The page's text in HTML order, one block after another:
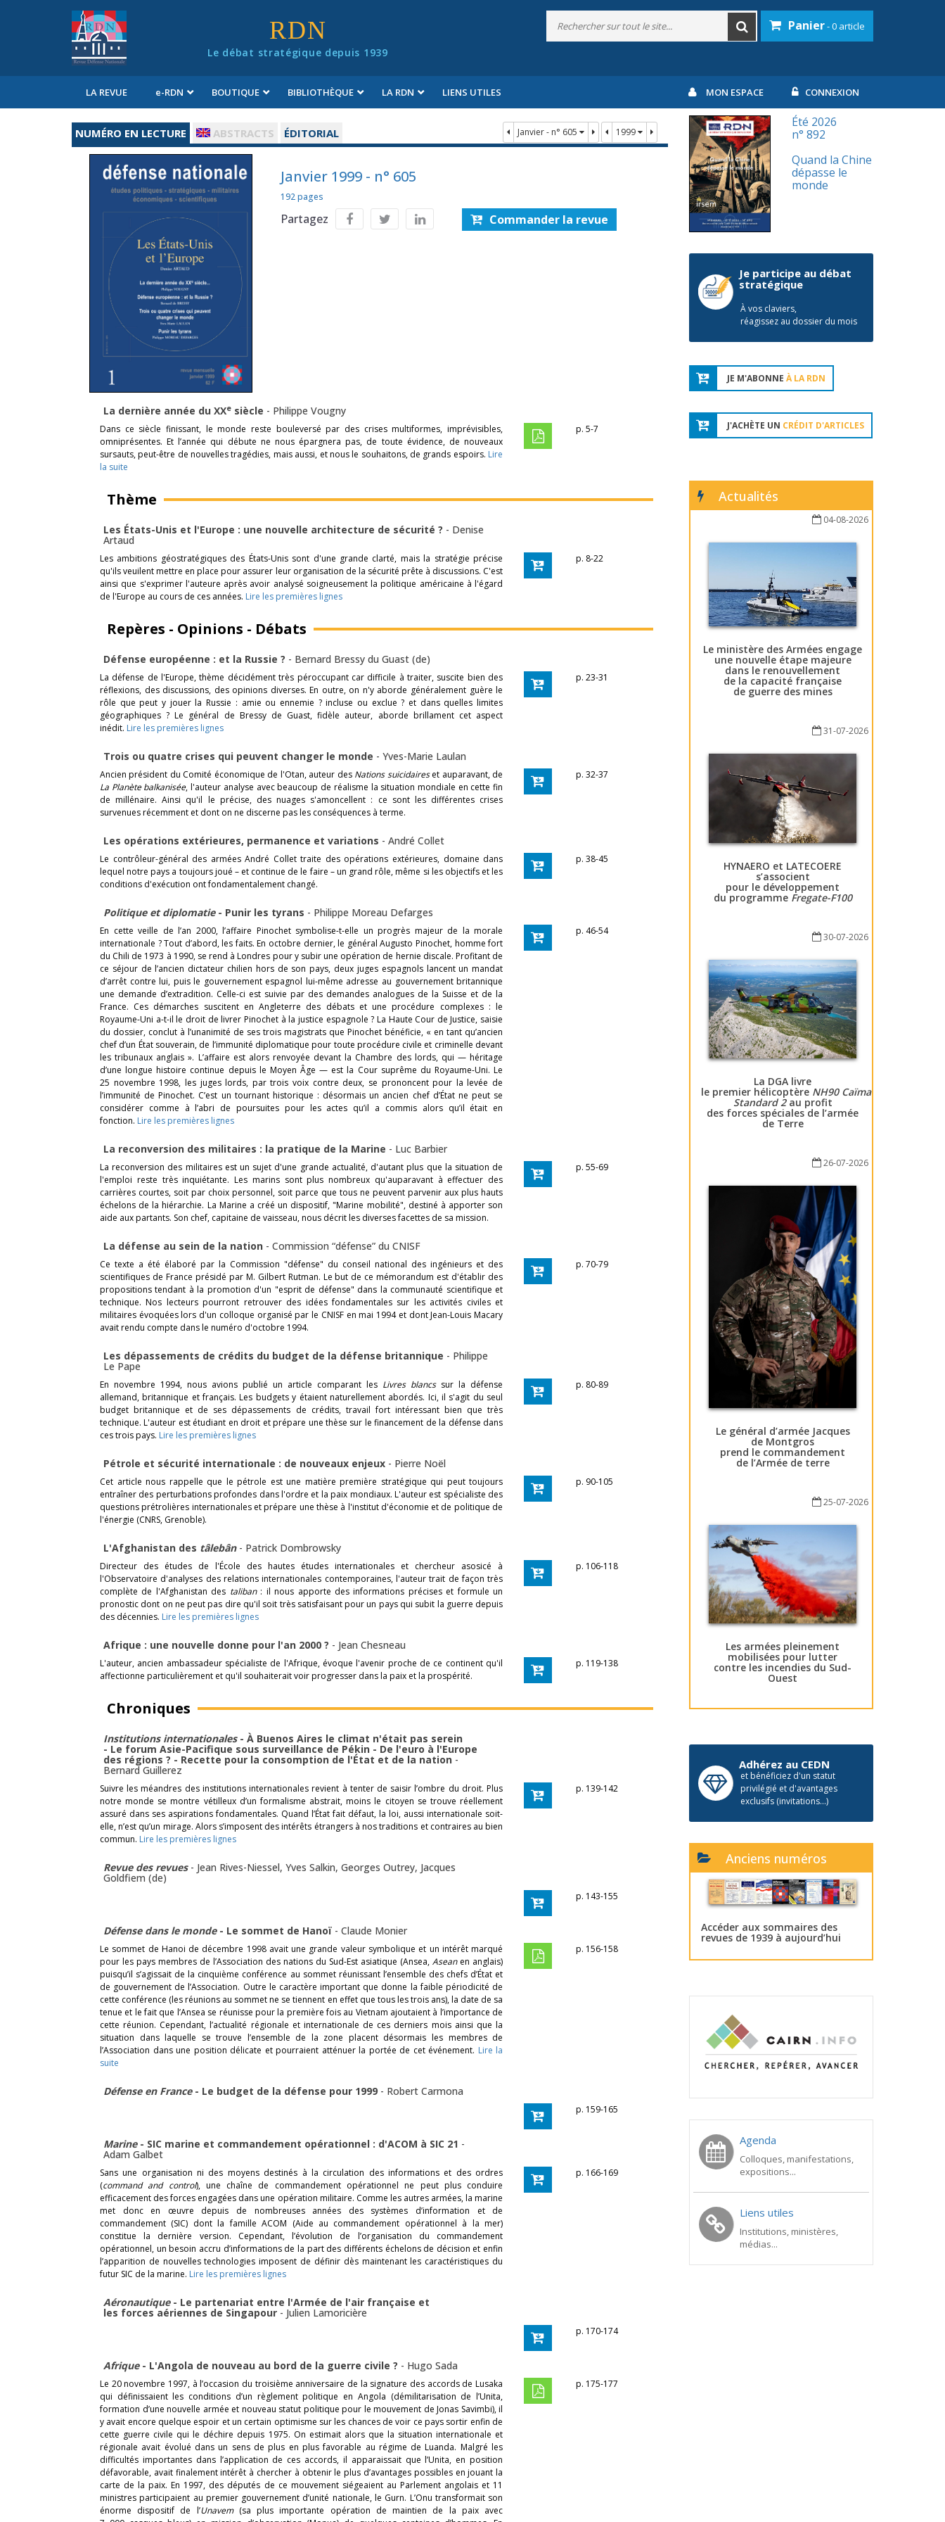
RDN
Le débat stratégique depuis 1939
Panier- 0 article
LA REVUE e-RDN BOUTIQUE BIBLIOTHÈQUE LA RDN LIENS UTILES MON ESPACE CONNEXION
NUMÉRO EN LECTURE ABSTRACTS ÉDITORIAL Janvier - n° 605 1999
Janvier 1999 - n° 605
192 pages
Partagez Commander la revue
La dernière année du XXe siècle - Philippe Vougny
Dans ce siècle finissant, le monde reste bouleversé par des crises multiformes, imprévisibles,
omniprésentes. Et l’année qui débute ne nous épargnera pas, de toute évidence, de nouveaux
sursauts, peut-être de nouvelles tragédies, mais aussi, et nous le souhaitons, de grands espoirs. Lire
la suite
p. 5-7
Thème
Les États-Unis et l'Europe : une nouvelle architecture de sécurité ? - Denise
Artaud
Les ambitions géostratégiques des États-Unis sont d'une grande clarté, mais la stratégie précise
qu'ils veuilent mettre en place pour assurer leur organisation de la sécurité prête à discussions. C'est
ainsi que s'exprimer l'auteure après avoir analysé soigneusement la politique américaine à l'égard
de l'Europe au cours de ces années. Lire les premières lignes
p. 8-22
Repères - Opinions - Débats
Défense européenne : et la Russie ? - Bernard Bressy du Guast (de)
La défense de l'Europe, thème décidément très péroccupant car difficile à traiter, suscite bien des
réflexions, des discussions, des opinions diverses. En outre, on n'y aborde généralement guère le
rôle que peut y jouer la Russie : amie ou ennemie ? incluse ou exclue ? et dans quelles limites
géographiques ? Le général de Bressy de Guast, fidèle auteur, aborde brillament cet aspect
inédit. Lire les premières lignes
p. 23-31
Trois ou quatre crises qui peuvent changer le monde - Yves-Marie Laulan
Ancien président du Comité économique de l'Otan, auteur des Nations suicidaireset auparavant, de
La Planète balkanisée, l'auteur analyse avec beaucoup de réalisme la situation mondiale en cette fin
de millénaire. Ainsi qu'il le précise, des nuages s'amoncellent : ce sont les différentes crises
survenues récemment et dont on ne discerne pas les conséquences à terme.
p. 32-37
Les opérations extérieures, permanence et variations - André Collet
Le contrôleur-général des armées André Collet traite des opérations extérieures, domaine dans
lequel notre pays a toujours joué – et continue de le faire – un grand rôle, même si les objectifs et les
conditions d'exécution ont fondamentalement changé.
p. 38-45
Politique et diplomatie - Punir les tyrans - Philippe Moreau Defarges
En cette veille de l’an 2000, l’affaire Pinochet symbolise-t-elle un progrès majeur de la morale
internationale ? Tout d’abord, les faits. En octobre dernier, le général Augusto Pinochet, homme fort
du Chili de 1973 à 1990, se rend à Londres pour y subir une opération de hernie discale. Profitant de
ce séjour de l’ancien dictateur chilien hors de son pays, deux juges espagnols lancent un mandat
d’arrêt contre lui, puis le gouvernement espagnol lui-même adresse au gouvernement britannique
une demande d’extradition. Celle-ci est suivie par des demandes analogues de la Suisse et de la
France. Ces démarches suscitent en Angleterre des débats et une procédure complexes : le
Royaume-Uni a-t-il le droit de livrer Pinochet à la justice espagnole ? La Haute Cour de Justice, saisie
du dossier, conclut à l’unanimité de ses trois magistrats que Pinochet bénéficie, « en tant qu’ancien
chef d’un État souverain, de l’immunité diplomatique pour toute procédure civile et criminelle devant
les tribunaux anglais ». L’affaire est alors renvoyée devant la Chambre des lords, qui — héritage
d’une longue histoire continue depuis le Moyen Âge — est la Cour suprême du Royaume-Uni. Le
25 novembre 1998, les juges lords, par trois voix contre deux, se prononcent pour la levée de
l’immunité de Pinochet. C’est un tournant historique : désormais un ancien chef d’État ne peut se
considérer comme à l’abri de poursuites pour les actes qu’il a commis alors qu’il était en
fonction. Lire les premières lignes
p. 46-54
La reconversion des militaires : la pratique de la Marine - Luc Barbier
La reconversion des militaires est un sujet d'une grande actualité, d'autant plus que la situation de
l'emploi reste très inquiétante. Les marins sont plus nombreux qu'auparavant à effectuer des
carrières courtes, soit par choix personnel, soit parce que tous ne peuvent parvenir aux plus hauts
échelons de la hiérarchie. La Marine a créé un dispositif, "Marine mobilité", destiné à apporter son
aide aux partants. Son chef, capitaine de vaisseau, nous décrit les diverses facettes de sa mission.
p. 55-69
La défense au sein de la nation - Commission “défense” du CNISF
Ce texte a été élaboré par la Commission "défense" du conseil national des ingénieurs et des
scientifiques de France présidé par M. Gilbert Rutman. Le but de ce mémorandum est d'établir des
propositions tendant à la promotion d'un "esprit de défense" dans la communauté scientifique et
technique. Nos lecteurs pourront retrouver des idées fondamentales sur les activités civiles et
militaires évoquées lors d'un colloque organisé par le CNISF en mai 1994 et dont Jean-Louis Macary
avait rendu compte dans le numéro d'octobre 1994.
p. 70-79
Les dépassements de crédits du budget de la défense britannique - Philippe
Le Pape
En novembre 1994, nous avions publié un article comparant les Livres blancs sur la défense
allemand, britannique et français. Les budgets y étaient naturellement abordés. Ici, il s'agit du seul
budget britannique et de ses dépassements de crédits, travail fort intéressant bien que très
technique. L'auteur est étudiant en droit et prépare une thèse sur le financement de la défense dans
ces trois pays. Lire les premières lignes
p. 80-89
Pétrole et sécurité internationale : de nouveaux enjeux - Pierre Noël
Cet article nous rappelle que le pétrole est une matière première stratégique qui peut toujours
entraîner des perturbations profondes dans l'ordre et la paix mondiaux. L'auteur est spécialiste des
questions prétrolières internationales et prépare une thèse à l'institut d'économie et de politique de
l'énergie (CNRS, Grenoble).
p. 90-105
L'Afghanistan des tâlebân - Patrick Dombrowsky
Directeur des études de l'École des hautes études internationales et chercheur asosicé à
l'Observatoire d'analyses des relations internationales contemporaines, l'auteur trait de façon très
complète de l'Afghanistan des taliban : il nous apporte des informations précises et formule un
pronostic dont on ne peut pas dire qu'il soit très satisfaisant pour un pays qui subit la guerre depuis
des décennies. Lire les premières lignes
p. 106-118
Afrique : une nouvelle donne pour l'an 2000 ? - Jean Chesneau
L'auteur, ancien ambassadeur spécialiste de l'Afrique, évoque l'avenir proche de ce continent qu'il
affectionne particulièrement et qu'il souhaiterait voir progresser dans la paix et la prospérité.
p. 119-138
Chroniques
Institutions internationales- À Buenos Aires le climat n'était pas serein
- Le forum Asie-Pacifique sous surveillance de Pékin - De l'euro à l'Europe
des régions ? - Recette pour la consomption de l'État et de la nation -
Bernard Guillerez
Suivre les méandres des institutions internationales revient à tenter de saisir l’ombre du droit. Plus
notre monde se montre vétilleux d’un formalisme abstrait, moins le citoyen se trouve réellement
assuré dans ses aspirations fondamentales. Quand l’État fait défaut, la loi, aussi internationale soit-
elle, n’est qu’un mirage. Alors s’imposent des intérêts étrangers à nos traditions et contraires au bien
commun. Lire les premières lignes
p. 139-142
Revue des revues - Jean Rives-Niessel, Yves Salkin, Georges Outrey, Jacques
Goldfiem (de)
p. 143-155
Défense dans le monde- Le sommet de Hanoï - Claude Monier
Le sommet de Hanoi de décembre 1998 avait une grande valeur symbolique et un intérêt marqué
pour les pays membres de l’Association des nations du Sud-Est asiatique (Ansea,Aseanen anglais)
puisqu’il s’agissait de la cinquième conférence au sommet réunissant l’ensemble des chefs d’État et
de gouvernement de l’Association. Outre le caractère important que donne la faible périodicité de
cette conférence (les réunions au sommet ne se tiennent en effet que tous les trois ans), la date de sa
tenue et le fait que l’Ansea se réunisse pour la première fois au Vietnam ajoutaient à l’importance de
cette réunion. Cependant, l’actualité régionale et internationale de ces derniers mois ainsi que la
situation dans laquelle se trouve l’ensemble de la zone placent désormais les membres de
l’Association dans une position délicate et pourraient atténuer la portée de cet événement. Lire la
suite
p. 156-158
Défense en France- Le budget de la défense pour 1999 - Robert Carmona
p. 159-165
Marine - SIC marine et commandement opérationnel : d'ACOM à SIC 21 -
Adam Galbet
Sans une organisation ni des moyens destinés à la circulation des informations et des ordres
(command and control), une chaîne de commandement opérationnel ne peut plus conduire
efficacement des forces engagées dans une opération militaire. Comme les autres armées, la marine
met donc en œuvre depuis de nombreuses années des systèmes d’information et de
commandement (SIC) dont la famille ACOM (Aide au commandement opérationnel à la mer)
constitue la dernière version. Cependant, l’évolution de l’organisation du commandement
opérationnel, un besoin accru d’informations de la part des différents échelons de décision et enfin
l’apparition de nouvelles technologies imposent de définir dès maintenant les caractéristiques du
futur SIC de la marine. Lire les premières lignes
p. 166-169
Aéronautique - Le partenariat entre l'Armée de l'air française et
les forces aériennes de Singapour - Julien Lamoricière
p. 170-174
Afrique - L'Angola de nouveau au bord de la guerre civile ? - Hugo Sada
Le 20 novembre 1997, à l’occasion du troisième anniversaire de la signature des accords de Lusaka
qui définissaient les conditions d’un règlement politique en Angola (démilitarisation de l’Unita,
formation d’une nouvelle armée et nouveau statut politique pour le mouvement de Jonas Savimbi), il
y avait encore quelque espoir et un certain optimisme sur les chances de voir ce pays sortir enfin de
cette guerre civile qui le déchire depuis 1975. On estimait alors que la situation internationale et
régionale avait évolué dans un sens de plus en plus favorable au régime de Luanda. Malgré les
difficultés importantes dans l’application de ces accords, il apparaissait que l’Unita, en position
défavorable, avait finalement intérêt à chercher à obtenir le plus d’avantages possibles en jouant la
carte de la paix. En 1997, des députés de ce mouvement siégeaient au Parlement angolais et 11
ministres participaient au premier gouvernement d’unité nationale, le Gurn. L’Onu transformait son
énorme dispositif de l’Unavem(sa plus importante opération de maintien de la paix avec
p. 175-177
Été 2026
n° 892
Quand la Chine
dépasse le
monde
Je participe au débat
stratégique
À vos claviers,
réagissez au dossier du mois
JE M'ABONNE À LA RDN
J'ACHÈTE UN CRÉDIT D'ARTICLES
Actualités
04-08-2026
Le ministère des Armées engage
une nouvelle étape majeure
dans le renouvellement
de la capacité française
de guerre des mines
31-07-2026
HYNAERO et LATECOERE
s’associent
pour le développement
du programme Fregate-F100
30-07-2026
La DGA livre
le premier hélicoptère NH90 Caïman
Standard 2au profit
des forces spéciales de l’armée
de Terre
26-07-2026
Le général d’armée Jacques
de Montgros
prend le commandement
de l’Armée de terre
25-07-2026
Les armées pleinement
mobilisées pour lutter
contre les incendies du Sud-
Ouest
Adhérez au CEDN
et bénéficiez d'un statut
privilégié et d'avantages
exclusifs (invitations...)
Anciens numéros
Accéder aux sommaires des
revues de 1939 à aujourd’hui
Agenda
Colloques, manifestations,
expositions...
Liens utiles
Institutions, ministères,
médias...